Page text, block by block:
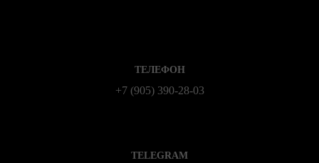
ТЕЛЕФОН
+7 (905) 390-28-03
TELEGRAM